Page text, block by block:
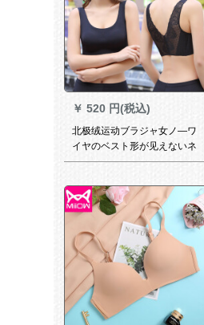
￥ 520 円(税込)
北极绒运动ブラジャ女ノ―ワ
イヤのベスト形が见えないネ
イルラインナ―ランニンキン
乳首睡眠ブラ黒いS